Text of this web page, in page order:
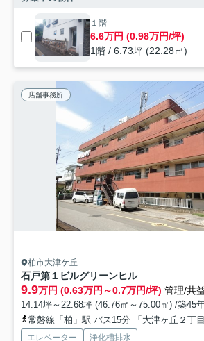
１階
6.6万円 (0.98万円/坪)
1階 / 6.73坪 (22.28㎡)
店舗事務所
柏市大津ケ丘
石戸第１ビルグリーンヒル
9.9万円 (0.63万円～0.7万円/坪) 管理/共
14.14坪～22.68坪 (46.76㎡～75.00㎡) /築45
常磐線「柏」駅 バス15分 「大津ヶ丘２丁
エレベーター 浄化槽排水